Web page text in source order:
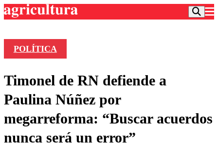
Frecuencias
Agricultura TV
Deportes
Colo Colo
Motor
Entretención
Noticias
POLÍTICA
Timonel de RN defiende a
Paulina Núñez por
megarreforma: “Buscar acuerdos
nunca será un error”